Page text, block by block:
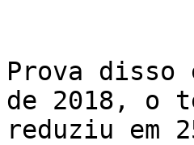
Prova
de 2018, o
reduziu em